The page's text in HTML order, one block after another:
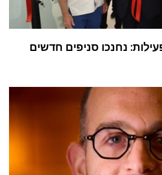
נחנכו סניפים חדשים